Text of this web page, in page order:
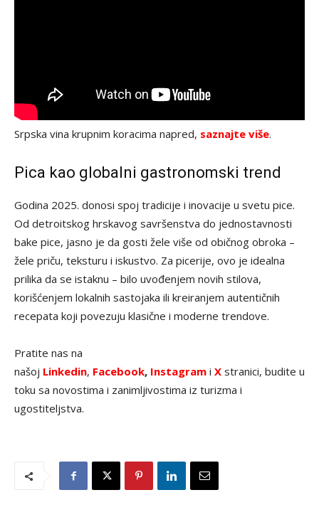
Srpska vina krupnim koracima napred, saznajte više.
Pica kao globalni gastronomski trend
Godina 2025. donosi spoj tradicije i inovacije u svetu pice.
Od detroitskog hrskavog savršenstva do jednostavnosti
bake pice, jasno je da gosti žele više od običnog obroka –
žele priču, teksturu i iskustvo. Za picerije, ovo je idealna
prilika da se istaknu – bilo uvođenjem novih stilova,
korišćenjem lokalnih sastojaka ili kreiranjem autentičnih
recepata koji povezuju klasične i moderne trendove.
Pratite nas na
našoj Linkedin, Facebook, Instagram i X stranici, budite u
toku sa novostima i zanimljivostima iz turizma i
ugostiteljstva.